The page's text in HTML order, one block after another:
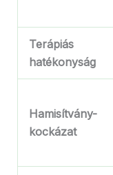
Terápiás
hatékonyság
Hamisítvány-
kockázat